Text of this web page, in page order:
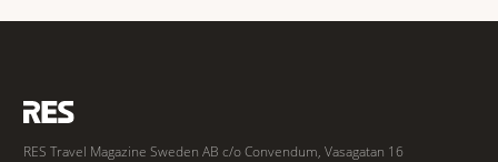
RES Travel Magazine Sweden AB c/o Convendum, Vasagatan 16